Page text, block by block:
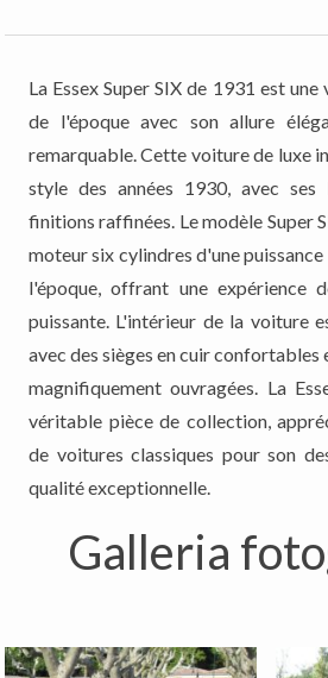
La Essex Super SIX de 1931 est
de l'époque avec son allure
remarquable. Cette voiture de luxe
style des années 1930, avec
finitions raffinées. Le modèle Super
moteur six cylindres d'une
l'époque, offrant une expérience
puissante. L'intérieur de la voiture
avec des sièges en cuir confortables
magnifiquement ouvragées. La
véritable pièce de collection,
de voitures classiques pour son
qualité exceptionnelle.
Galleria